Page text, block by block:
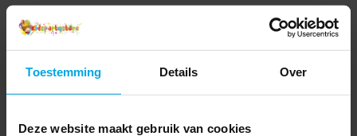
Toestemming Details Over
Deze website maakt gebruik van cookies